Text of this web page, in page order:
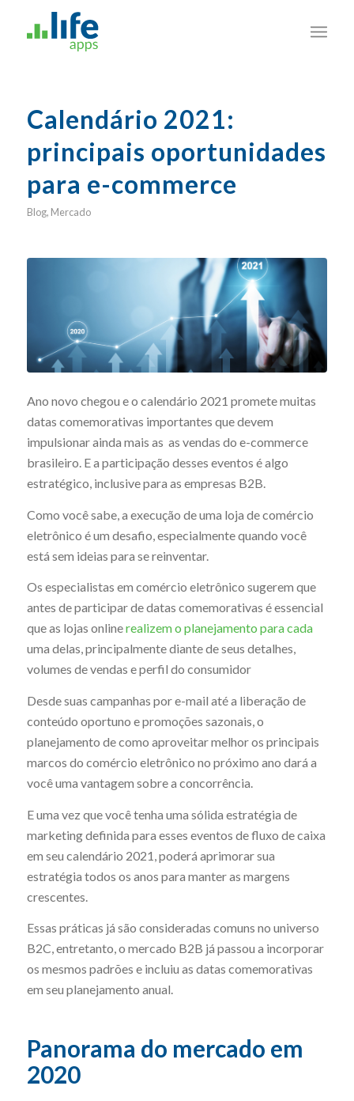
Calendário 2021:
principais oportunidades
para e-commerce
Blog, Mercado
Ano novo chegou e o calendário 2021 promete muitas
datas comemorativas importantes que devem
impulsionar ainda mais as as vendas do e-commerce
brasileiro. E a participação desses eventos é algo
estratégico, inclusive para as empresas B2B.
Como você sabe, a execução de uma loja de comércio
eletrônico é um desafio, especialmente quando você
está sem ideias para se reinventar.
Os especialistas em comércio eletrônico sugerem que
antes de participar de datas comemorativas é essencial
que as lojas onlinerealizem o planejamento para cada
uma delas, principalmente diante de seus detalhes,
volumes de vendas e perfil do consumidor
Desde suas campanhas por e-mail até a liberação de
conteúdo oportuno e promoções sazonais, o
planejamento de como aproveitar melhor os principais
marcos do comércio eletrônico no próximo ano dará a
você uma vantagem sobre a concorrência.
E uma vez que você tenha uma sólida estratégia de
marketing definida para esses eventos de fluxo de caixa
em seu calendário 2021, poderá aprimorar sua
estratégia todos os anos para manter as margens
crescentes.
Essas práticas já são consideradas comuns no universo
B2C, entretanto, o mercado B2B já passou a incorporar
os mesmos padrões e incluiu as datas comemorativas
em seu planejamento anual.
Panorama do mercado em
2020